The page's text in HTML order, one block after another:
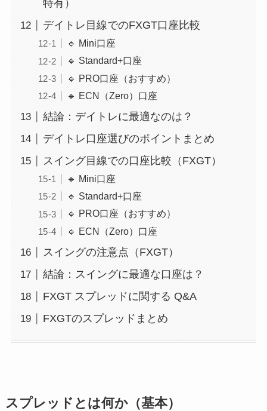
特有）
デイトレ目線でのFXGT口座比較
🔹 Mini口座
🔹 Standard+口座
🔹 PRO口座（おすすめ）
🔹 ECN（Zero）口座
結論：デイトレに最適なのは？
デイトレ口座選びのポイントまとめ
スイング目線での口座比較（FXGT）
🔹 Mini口座
🔹 Standard+口座
🔹 PRO口座（おすすめ）
🔹 ECN（Zero）口座
スイングの注意点（FXGT）
結論：スイングに最適な口座は？
FXGT スプレッドに関する Q&A
FXGTのスプレッドまとめ
スプレッドとは何か（基本）